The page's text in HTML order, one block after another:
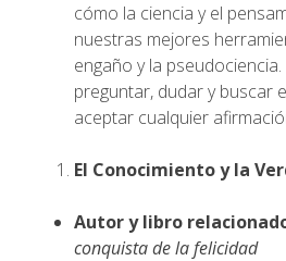
cómo la ciencia y el
nuestras mejores
engaño y la
preguntar, dudar y buscar
aceptar cualquier
El Conocimiento y la
Autor y libro
conquista de la felicidad